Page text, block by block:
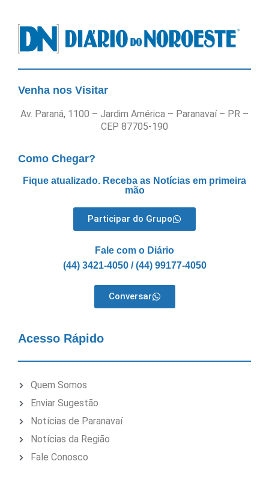
Venha nos Visitar
Av. Paraná, 1100 – Jardim América – Paranavaí – PR –
CEP 87705-190
Como Chegar?
Fique atualizado. Receba as Notícias em primeira
mão
Participar do Grupo
Fale com o Diário
(44) 3421-4050 / (44) 99177-4050
Conversar
Acesso Rápido
Quem Somos
Enviar Sugestão
Notícias de Paranavaí
Notícias da Região
Fale Conosco